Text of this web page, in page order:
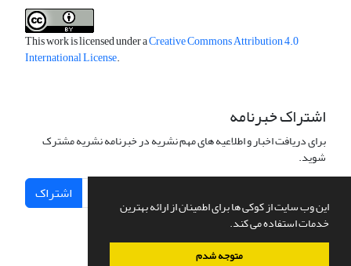
این وب سایت از کوکی ها برای اطمینان از ارائه بهترین
خدمات استفاده می کند.
متوجه شدم
This work is licensed under aCreative Commons Attribution 4.0
International License.
اشتراک خبرنامه
برای دریافت اخبار و اطلاعیه های مهم نشریه در خبرنامه نشریه مشترک
شوید.
اشتراک